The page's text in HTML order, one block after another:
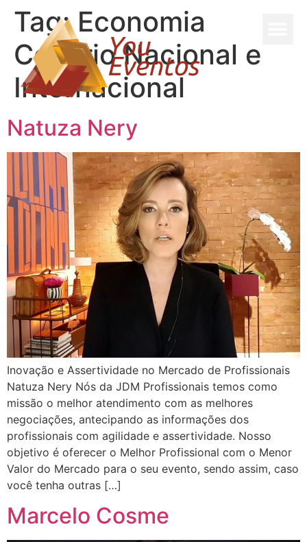
Tag:Economia
Cenário Nacional e
Internacional
Natuza Nery
Inovação e Assertividade no Mercado de Profissionais
Natuza Nery Nós da JDM Profissionais temos como
missão o melhor atendimento com as melhores
negociações, antecipando as informações dos
profissionais com agilidade e assertividade. Nosso
objetivo é oferecer o Melhor Profissional com o Menor
Valor do Mercado para o seu evento, sendo assim, caso
você tenha outras […]
Marcelo Cosme